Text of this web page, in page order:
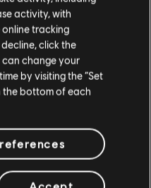
exklusive rabatte
Store.
bleiben
WECHSELN
activity, with
online tracking
click the
can change your
by visiting the “Set
the bottom of each